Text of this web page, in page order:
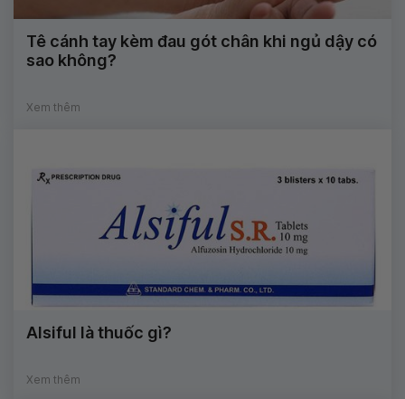
Tê cánh tay kèm đau gót chân khi ngủ dậy có
sao không?
Xem thêm
Alsiful là thuốc gì?
Xem thêm